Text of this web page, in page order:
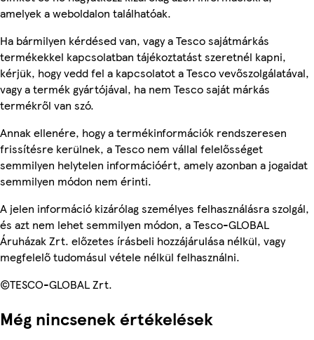
amelyek a weboldalon találhatóak.
Ha bármilyen kérdésed van, vagy a Tesco sajátmárkás
termékekkel kapcsolatban tájékoztatást szeretnél kapni,
kérjük, hogy vedd fel a kapcsolatot a Tesco vevőszolgálatával,
vagy a termék gyártójával, ha nem Tesco saját márkás
termékről van szó.
Annak ellenére, hogy a termékinformációk rendszeresen
frissítésre kerülnek, a Tesco nem vállal felelősséget
semmilyen helytelen információért, amely azonban a jogaidat
semmilyen módon nem érinti.
A jelen információ kizárólag személyes felhasználásra szolgál,
és azt nem lehet semmilyen módon, a Tesco-GLOBAL
Áruházak Zrt. előzetes írásbeli hozzájárulása nélkül, vagy
megfelelő tudomásul vétele nélkül felhasználni.
©TESCO-GLOBAL Zrt.
Még nincsenek értékelések